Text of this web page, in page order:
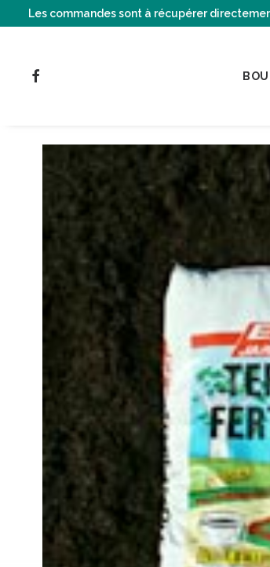
Les commandes sont à récupérer